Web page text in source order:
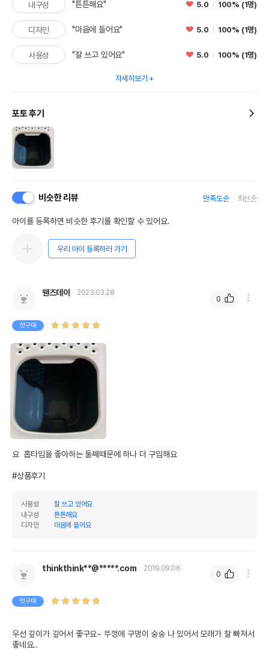
내구성 "튼튼해요" 5.0 100% (1명)
디자인 "마음에 들어요" 5.0 100% (1명)
사용성 "잘 쓰고 있어요" 5.0 100% (1명)
자세히보기
포토 후기
비슷한 리뷰 만족도순 최신순
아이를 등록하면 비슷한 후기를 확인할 수 있어요.
우리 아이 등록하러 가기
웬즈데이 2023.03.28
첫구매
요  홉타입을 좋아하는 둘째때문에 하나 더 구입해요
#상품후기
사용성
잘 쓰고 있어요
내구성
튼튼해요
디자인
마음에 들어요
0
thinkthink**@*****.com 2019.09.06
첫구매
우선 깊이가 깊어서 좋구요~ 뚜껑에 구멍이 숭숭 나 있어서 모래가 잘 빠져서
좋네요..
0